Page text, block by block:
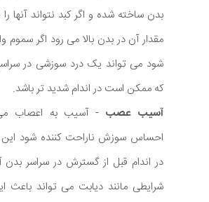
بدن ساخته شده و اگر کبد نتواند آنها را
مقدار آن در بدن بالا می رود اگر سموم
شود می تواند یک درد سوزشی در
که ممکن است در اندام شدید تر باشد.
آسیب عصب - آسیب به اعصاب
احساس سوزش ناراحت کننده شود این
در اندام قبل از گسترش در سراسر بدن
شرایطی مانند دیابت می تواند